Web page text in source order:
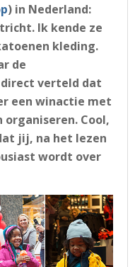
) in Nederland:
Ik kende ze
kleding.
de
verteld dat
een winactie met
organiseren. Cool,
jij, na het lezen
wordt over